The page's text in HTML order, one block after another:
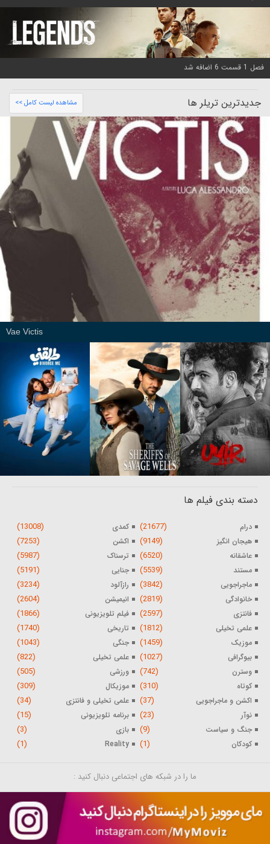
فصل 1 قسمت 6 اضافه شد
جدیدترین تریلر ها مشاهده لیست کامل >>
Vae Victis
دسته بندی فیلم ها
درام (21677) کمدی (13008)
هیجان انگیز (9149) اکشن (7253)
عاشقانه (6520) ترسناک (5987)
مستند (5539) جنایی (5191)
ماجراجویی (3842) رازآلود (3234)
خانوادگی (2819) انیمیشن (2604)
فانتزی (2597) فیلم تلویزیونی (1866)
علمی تخیلی (1812) تاریخی (1740)
موزیک (1459) جنگی (1043)
بیوگرافی (1027) علمی تخیلی (822)
وسترن (742) ورزشی (505)
کوتاه (310) موزیکال (309)
اکشن و ماجراجویی (37) علمی تخیلی و فانتزی (34)
نوآر (23) برنامه تلویزیونی (15)
جنگ و سیاست (9) بازی (3)
کودکان (1)
Reality
(1)
ما را در شبکه های اجتماعی دنبال کنید :